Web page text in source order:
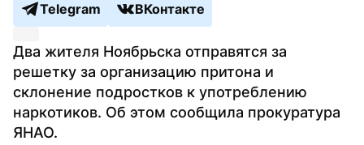
Telegram
ВКонтакте
Два жителя Ноябрьска отправятся за
решетку за организацию притона и
склонение подростков к употреблению
наркотиков. Об этом сообщила прокуратура
ЯНАО.